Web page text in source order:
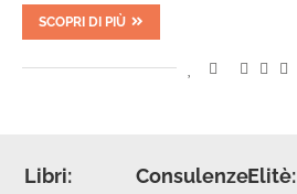
SCOPRI DI PIÙ
Libri: Consulenze:Elitè: